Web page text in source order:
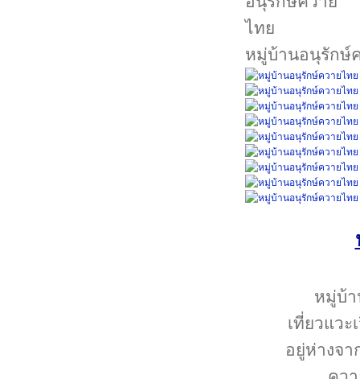
หมู่บ้านอนุรักษ์
หมู่บ้า
เที่ยวแว
อยู่ห่างจา